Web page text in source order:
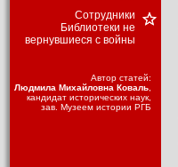
Сотрудники
Библиотеки не
вернувшиеся с войны
Автор статей:
Людмила Михайловна Коваль
кандидат исторических наук,
зав. Музеем истории РГБ